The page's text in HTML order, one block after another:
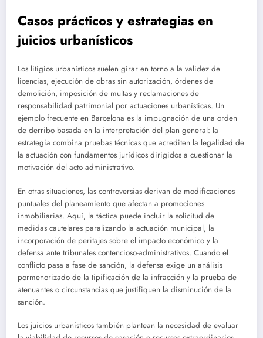
Casos prácticos y estrategias en
juicios urbanísticos
Los litigios urbanísticos suelen girar en torno a la validez de
licencias, ejecución de obras sin autorización, órdenes de
demolición, imposición de multas y reclamaciones de
responsabilidad patrimonial por actuaciones urbanísticas. Un
ejemplo frecuente en Barcelona es la impugnación de una orden
de derribo basada en la interpretación del plan general: la
estrategia combina pruebas técnicas que acrediten la legalidad de
la actuación con fundamentos jurídicos dirigidos a cuestionar la
motivación del acto administrativo.
En otras situaciones, las controversias derivan de modificaciones
puntuales del planeamiento que afectan a promociones
inmobiliarias. Aquí, la táctica puede incluir la solicitud de
medidas cautelares paralizando la actuación municipal, la
incorporación de peritajes sobre el impacto económico y la
defensa ante tribunales contencioso-administrativos. Cuando el
conflicto pasa a fase de sanción, la defensa exige un análisis
pormenorizado de la tipificación de la infracción y la prueba de
atenuantes o circunstancias que justifiquen la disminución de la
sanción.
Los juicios urbanísticos también plantean la necesidad de evaluar